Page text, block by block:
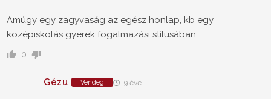
Amúgy egy zagyvaság az egész honlap, kb egy
középiskolás gyerek fogalmazási stílusában.
0
Gézu Vendég 9 éve